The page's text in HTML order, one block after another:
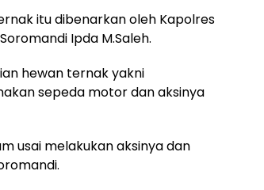
itu dibenarkan oleh Kapolres
Ipda M.Saleh.
hewan ternak yakni
sepeda motor dan aksinya
usai melakukan aksinya dan